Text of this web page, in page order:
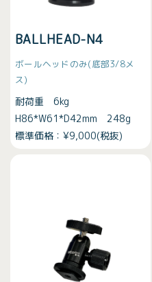
BALLHEAD-N4
ボールヘッドのみ(底部3/8メ
ス)
耐荷重 6kg
H86*W61*D42mm 248g
標準価格：¥9,000(税抜)